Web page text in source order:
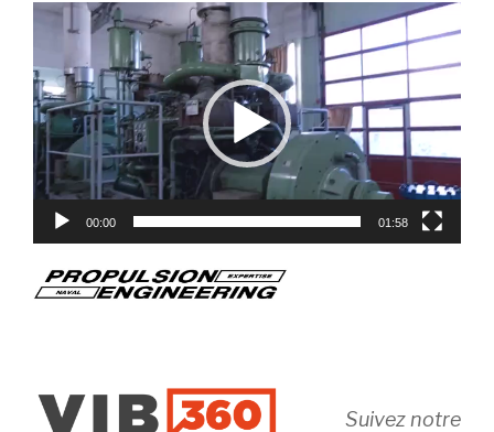
Lecteur
00:00 01:58
Suivez notre